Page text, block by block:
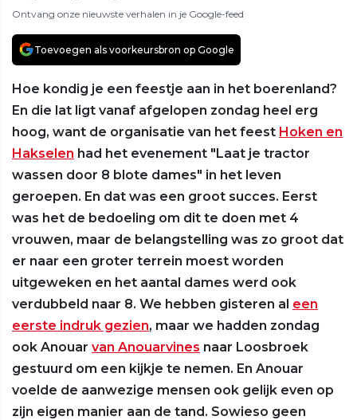
Ontvang onze nieuwste verhalen in je Google-feed
Toevoegen als voorkeursbron op Google
Hoe kondig je een feestje aan in het boerenland?
En die lat ligt vanaf afgelopen zondag heel erg
hoog, want de organisatie van het feest Hoken en
Hakselen had het evenement "Laat je tractor
wassen door 8 blote dames" in het leven
geroepen. En dat was een groot succes. Eerst
was het de bedoeling om dit te doen met 4
vrouwen, maar de belangstelling was zo groot dat
er naar een groter terrein moest worden
uitgeweken en het aantal dames werd ook
verdubbeld naar 8. We hebben gisteren al een
eerste indruk gezien, maar we hadden zondag
ook Anouar van Anouarvines naar Loosbroek
gestuurd om een kijkje te nemen. En Anouar
voelde de aanwezige mensen ook gelijk even op
zijn eigen manier aan de tand. Sowieso geen